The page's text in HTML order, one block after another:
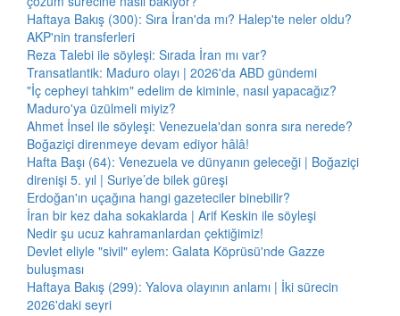
Haftaya Bakış (300): Sıra İran'da mı? Halep'te neler oldu?
AKP'nin transferleri
Reza Talebi ile söyleşi: Sırada İran mı var?
Transatlantik: Maduro olayı | 2026'da ABD gündemi
"İç cepheyi tahkim" edelim de kiminle, nasıl yapacağız?
Maduro'ya üzülmeli miyiz?
Ahmet İnsel ile söyleşi: Venezuela'dan sonra sıra nerede?
Boğaziçi direnmeye devam ediyor hâlâ!
Hafta Başı (64): Venezuela ve dünyanın geleceği | Boğaziçi
direnişi 5. yıl | Suriye’de bilek güreşi
Erdoğan'ın uçağına hangi gazeteciler binebilir?
İran bir kez daha sokaklarda | Arif Keskin ile söyleşi
Nedir şu ucuz kahramanlardan çektiğimiz!
Devlet eliyle "sivil" eylem: Galata Köprüsü'nde Gazze
buluşması
Haftaya Bakış (299): Yalova olayının anlamı | İki sürecin
2026'daki seyri